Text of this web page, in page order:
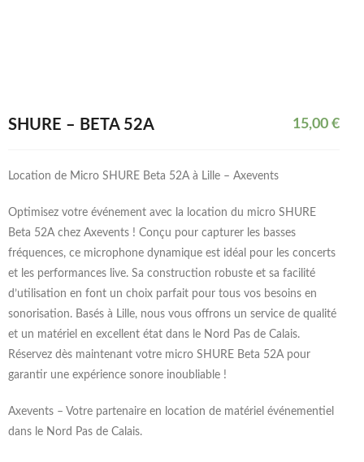
SHURE – BETA 52A 15,00 €
Location de Micro SHURE Beta 52A à Lille – Axevents
Optimisez votre événement avec la location du micro SHURE
Beta 52A chez Axevents ! Conçu pour capturer les basses
fréquences, ce microphone dynamique est idéal pour les concerts
et les performances live. Sa construction robuste et sa facilité
d’utilisation en font un choix parfait pour tous vos besoins en
sonorisation. Basés à Lille, nous vous offrons un service de qualité
et un matériel en excellent état dans le Nord Pas de Calais.
Réservez dès maintenant votre micro SHURE Beta 52A pour
garantir une expérience sonore inoubliable !
Axevents – Votre partenaire en location de matériel événementiel
dans le Nord Pas de Calais.